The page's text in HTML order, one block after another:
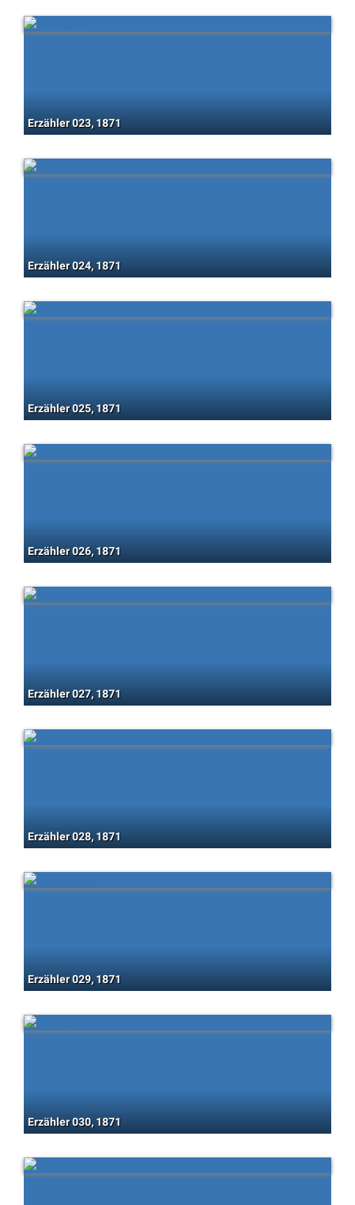
Erzähler 023, 1871
Erzähler 024, 1871
Erzähler 025, 1871
Erzähler 026, 1871
Erzähler 027, 1871
Erzähler 028, 1871
Erzähler 029, 1871
Erzähler 030, 1871